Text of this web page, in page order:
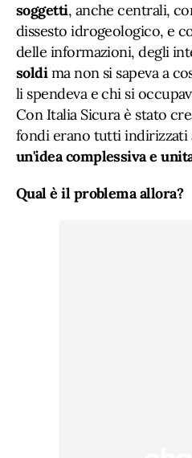
soggetti, anche centrali,
dissesto idrogeologico, e
delle informazioni, degli
soldima non si sapeva a
li spendeva e chi si
Con Italia Sicura è stato
fondi erano tutti indirizzati
un'idea complessiva e
Qual è il problema allora?